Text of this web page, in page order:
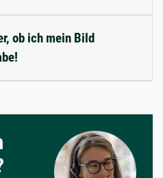
ob ich mein Bild